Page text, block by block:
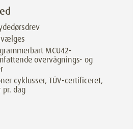
MCU42-
overvågnings- og
cyklusser, TÜV-certificeret,
dag